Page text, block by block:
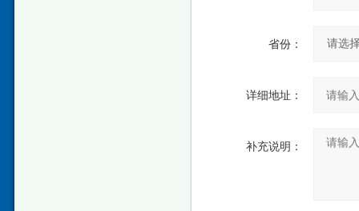
省份：
详细地址：
补充说明：